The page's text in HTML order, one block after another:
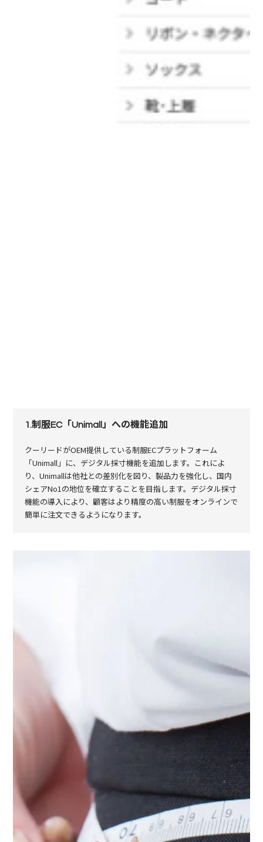
1.制服EC「Unimall」への機能追加
クーリードがOEM提供している制服ECプラットフォーム
「Unimall」に、デジタル採寸機能を追加します。これによ
り、Unimallは他社との差別化を図り、製品力を強化し、国内
シェアNo1の地位を確立することを目指します。デジタル採寸
機能の導入により、顧客はより精度の高い制服をオンラインで
簡単に注文できるようになります。